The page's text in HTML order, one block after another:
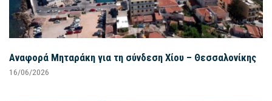
Αναφορά Μηταράκη για τη σύνδεση Χίου – Θεσσαλονίκης
16/06/2026